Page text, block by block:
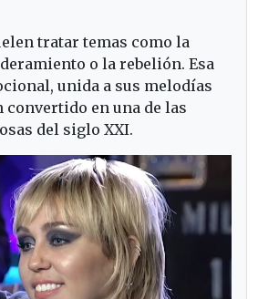
tratar temas como la
o la rebelión. Esa
unida a sus melodías
convertido en una de las
del siglo XXI.